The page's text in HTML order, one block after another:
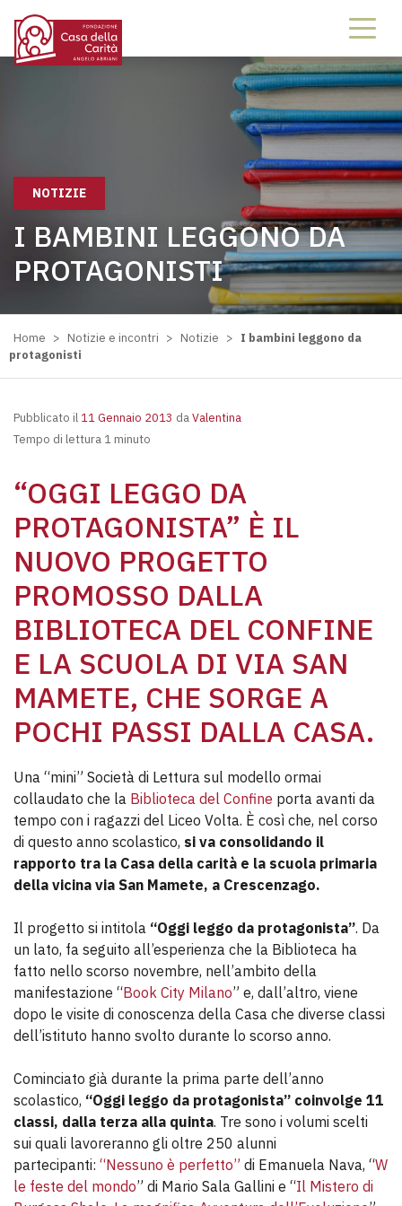
NOTIZIE
I BAMBINI LEGGONO DA
PROTAGONISTI
Home > Notizie e incontri > Notizie > I bambini leggono da
protagonisti
Pubblicato il 11 Gennaio 2013 daValentina
Tempo di lettura 1 minuto
“OGGI LEGGO DA
PROTAGONISTA” È IL
NUOVO PROGETTO
PROMOSSO DALLA
BIBLIOTECA DEL CONFINE
E LA SCUOLA DI VIA SAN
MAMETE, CHE SORGE A
POCHI PASSI DALLA CASA.
Una “mini” Società di Lettura sul modello ormai
collaudato che la Biblioteca del Confine porta avanti da
tempo con i ragazzi del Liceo Volta. È così che, nel corso
di questo anno scolastico, si va consolidando il
rapporto tra la Casa della carità e la scuola primaria
della vicina via San Mamete, a Crescenzago.
Il progetto si intitola “Oggi leggo da protagonista”. Da
un lato, fa seguito all’esperienza che la Biblioteca ha
fatto nello scorso novembre, nell’ambito della
manifestazione “Book City Milano” e, dall’altro, viene
dopo le visite di conoscenza della Casa che diverse classi
dell’istituto hanno svolto durante lo scorso anno.
Cominciato già durante la prima parte dell’anno
scolastico, “Oggi leggo da protagonista” coinvolge 11
classi, dalla terza alla quinta. Tre sono i volumi scelti
sui quali lavoreranno gli oltre 250 alunni
partecipanti: “Nessuno è perfetto” di Emanuela Nava, “W
le feste del mondo” di Mario Sala Gallini e “Il Mistero di